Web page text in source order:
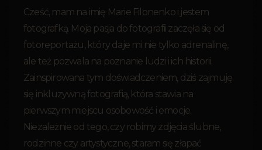
Cześć, mam na imię Marie Filonenko i jestem
fotografką. Moja pasja do fotografii zaczęła się od
fotoreportażu, który daje mi nie tylko adrenalinę,
ale też pozwala na poznanie ludzi i ich historii.
Zainspirowana tym doświadczeniem, dziś zajmuję
się inkluzywną fotografią, która stawia na
pierwszym miejscu osobowość i emocje.
Niezależnie od tego, czy robimy zdjęcia ślubne,
rodzinne czy artystyczne, staram się złapać